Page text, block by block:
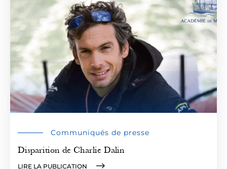
Communiqués de presse
Disparition de Charlie Dalin
LIRE LA PUBLICATION